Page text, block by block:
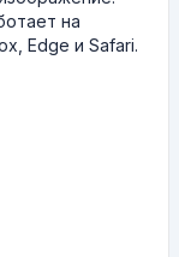
на
Edge и Safari.